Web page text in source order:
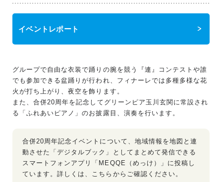
イベントレポート
グループで自由な衣装で踊りの腕を競う『連』コンテストや誰
でも参加できる盆踊りが行われ、フィナーレでは多種多様な花
火が打ち上がり、夜空を飾ります。
また、合併20周年を記念してグリーンピア玉川玄関に常設され
る「ふれあいピアノ」のお披露目、演奏を行います。
合併20周年記念イベントについて、地域情報を地図と連
動させた「デジタルブック」としてまとめて発信できる
スマートフォンアプリ「MEQQE（めっけ）」に投稿し
ています。詳しくは、こちらからご確認ください。